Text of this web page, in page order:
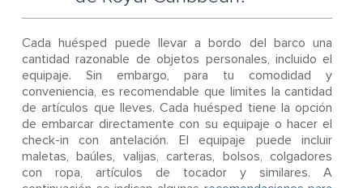
Cada huésped puede llevar a bordo del barco una
cantidad razonable de objetos personales, incluido el
equipaje. Sin embargo, para tu comodidad y
conveniencia, es recomendable que limites la cantidad
de artículos que lleves. Cada huésped tiene la opción
de embarcar directamente con su equipaje o hacer el
check-in con antelación. El equipaje puede incluir
maletas, baúles, valijas, carteras, bolsos, colgadores
con ropa, artículos de tocador y similares. A